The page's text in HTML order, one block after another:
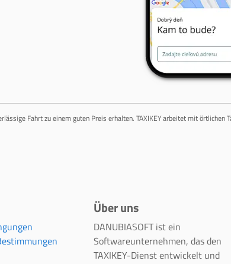
Fahrt zu einem guten Preis erhalten. TAXIKEY arbeitet mit örtlichen
Über uns
DANUBIASOFT ist ein
Softwareunternehmen, das den
TAXIKEY-Dienst entwickelt und